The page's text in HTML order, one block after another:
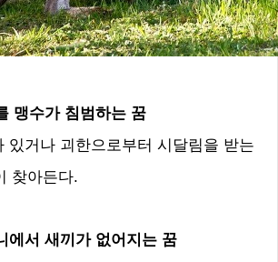
맹수가 침범하는 꿈
있거나 괴한으로부터 시달림을 받는
찾아든다.
에서 새끼가 없어지는 꿈